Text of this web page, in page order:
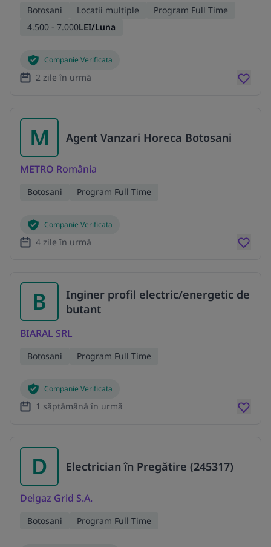
Botosani Locatii multiple
Program Full Time
4.500 - 7.000LEI/Luna
Companie Verificata
2 zile în urmă
M Agent Vanzari Horeca Botosani
METRO România
Botosani Program Full Time
Companie Verificata
4 zile în urmă
B
Inginer profil electric/energetic de
butant
BIARAL SRL
Botosani Program Full Time
Companie Verificata
1 săptămână în urmă
D Electrician în Pregătire (245317)
Delgaz Grid S.A.
Botosani Program Full Time